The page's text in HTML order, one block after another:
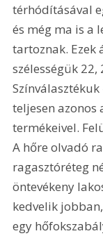
térhódításával
és még ma is a
tartoznak. Ezek
szélességük 22,
teljesen
termékeivel.
A hőre olvadó
ragasztóréteg
öntevékeny
kedvelik
egy